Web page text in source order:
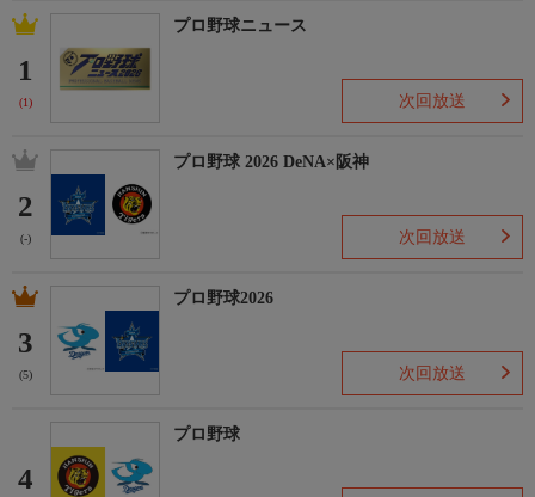
1
(1)
プロ野球ニュース
次回放送
2
(-)
プロ野球 2026 DeNA×阪神
次回放送
3
(5)
プロ野球2026
次回放送
4
プロ野球